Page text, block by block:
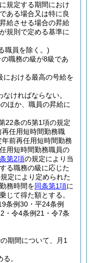
に規定する期間におけ
ある場合又は特に良
給させる場合の昇給
規則で定める基準に
職員を除く。)
職務の級が8級であ
における最高の号給を
ければならない。
ほか、職員の昇給に
22条の5第1項の規定
任用短時間勤務職
前再任用短時間勤務
用短時間勤務職員の
第2項の規定により当
る職務の級に応じた
定により定められた
務時間を同条第1項に
じて得た額とする。
条例30・平24条例
・令4条例21・令7条
期間について、月1
。